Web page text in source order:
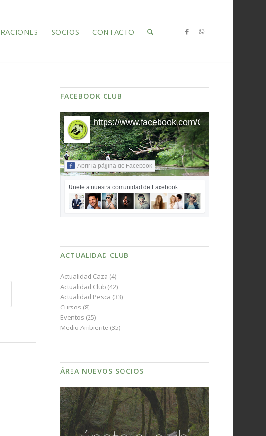
SOCIOS CONTACTO
FACEBOOK CLUB
https://www.facebook.com/
Abrir la página de Facebook
Únete a nuestra comunidad de Facebook
ACTUALIDAD CLUB
Actualidad Caza (4)
Actualidad Club (42)
Actualidad Pesca (33)
Cursos (8)
Eventos (25)
Medio Ambiente (35)
ÁREA NUEVOS SOCIOS